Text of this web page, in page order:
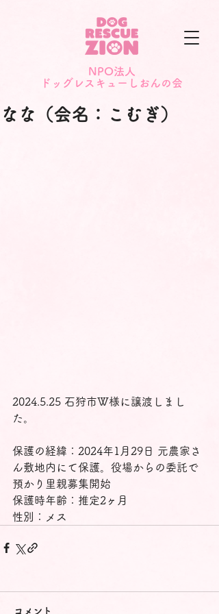
NPO法人
​ドッグレスキューしおんの会
なな（会名：こむぎ）
2024.5.25 石狩市W様に譲渡しまし
た。
保護の経緯：2024年1月29日 元農家さ
ん敷地内にて保護。役場からの委託で
預かり里親募集開始
保護時年齢：推定2ヶ月
性別：メス
コメント